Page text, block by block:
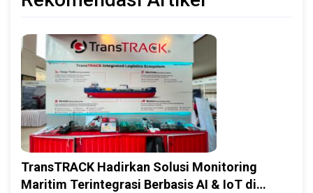
TransTRACK Hadirkan Solusi Monitoring
Maritim Terintegrasi Berbasis AI & IoT di